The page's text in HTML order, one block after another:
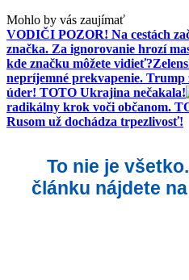
Mohlo by vás zaujímať
VODIČI POZOR! Na cestách
značka. Za ignorovanie hrozí
kde značku môžete vidieť?
nepríjemné prekvapenie. Trump
úder! TOTO Ukrajina nečakala!
radikálny krok voči občanom.
Rusom už dochádza trpezlivosť!
To nie je
článku nájdete